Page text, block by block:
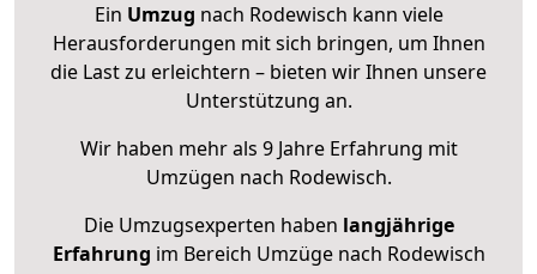
Ein Umzug nach Rodewisch kann viele
Herausforderungen mit sich bringen, um Ihnen
die Last zu erleichtern – bieten wir Ihnen unsere
Unterstützung an.
Wir haben mehr als 9 Jahre Erfahrung mit
Umzügen nach Rodewisch.
Die Umzugsexperten haben langjährige
Erfahrung im Bereich Umzüge nach Rodewisch